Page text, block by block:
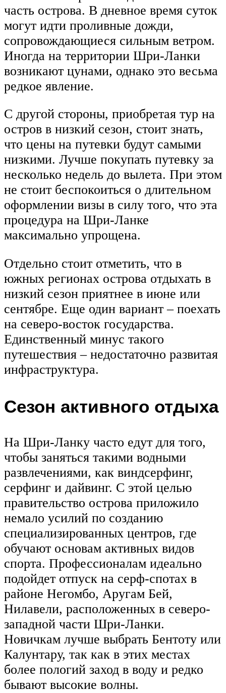
часть острова. В дневное время суток
могут идти проливные дожди,
сопровождающиеся сильным ветром.
Иногда на территории Шри-Ланки
возникают цунами, однако это весьма
редкое явление.
С другой стороны, приобретая тур на
остров в низкий сезон, стоит знать,
что цены на путевки будут самыми
низкими. Лучше покупать путевку за
несколько недель до вылета. При этом
не стоит беспокоиться о длительном
оформлении визы в силу того, что эта
процедура на Шри-Ланке
максимально упрощена.
Отдельно стоит отметить, что в
южных регионах острова отдыхать в
низкий сезон приятнее в июне или
сентябре. Еще один вариант – поехать
на северо-восток государства.
Единственный минус такого
путешествия – недостаточно развитая
инфраструктура.
Сезон активного отдыха
На Шри-Ланку часто едут для того,
чтобы заняться такими водными
развлечениями, как виндсерфинг,
серфинг и дайвинг. С этой целью
правительство острова приложило
немало усилий по созданию
специализированных центров, где
обучают основам активных видов
спорта. Профессионалам идеально
подойдет отпуск на серф-спотах в
районе Негомбо, Аругам Бей,
Нилавели, расположенных в северо-
западной части Шри-Ланки.
Новичкам лучше выбрать Бентоту или
Калунтару, так как в этих местах
более пологий заход в воду и редко
бывают высокие волны.